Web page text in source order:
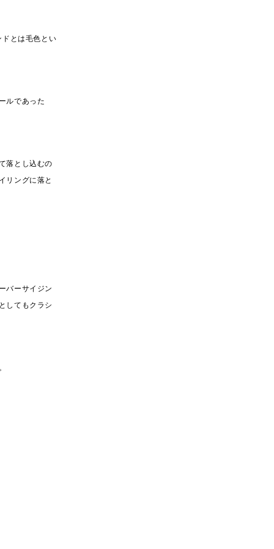
とは毛色とい
ルであった
落とし込むの
リングに落と
バーサイジン
してもクラシ